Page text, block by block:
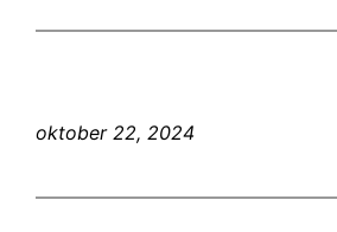
oktober 22, 2024